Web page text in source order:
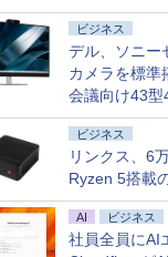
ビジネス
デル、ソニー
カメラを標準
会議向け43型
ビジネス
リンクス、6
Ryzen 5搭載
AI ビジネス
社員全員にAI